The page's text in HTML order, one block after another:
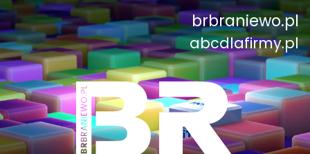
brbraniewo.pl
abcdlafirmy.pl